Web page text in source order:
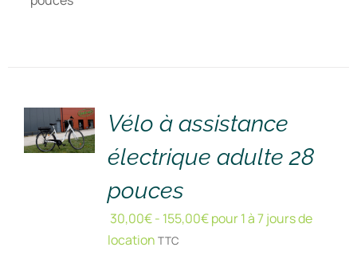
DÉTAILS
Vélo à assistance
électrique adulte 28
pouces
30,00€- 155,00€pour 1 à 7 jours de
location TTC